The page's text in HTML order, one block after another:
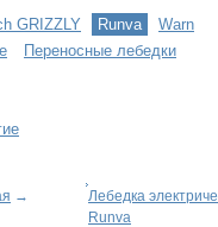
GRIZZLY Runva
Warn
Переносные лебедки
→
Лебедка
Runva